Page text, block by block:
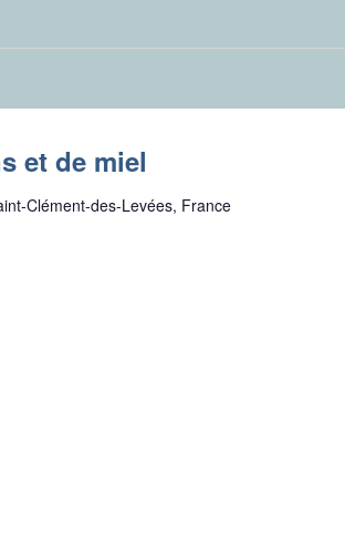
et de miel
Clément-des-Levées, France